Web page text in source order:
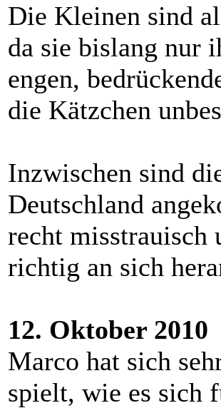
Die Kleinen sind
da sie bislang nur
engen,
die Kätzchen
Inzwischen sind
Deutschland
recht misstrauisch
richtig an sich
12. Oktober 2010
Marco hat sich
spielt, wie es sich